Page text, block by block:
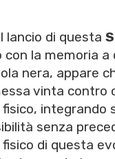
lancio di questa
la memoria a
nera, appare
vinta contro
integrando
senza
di questa